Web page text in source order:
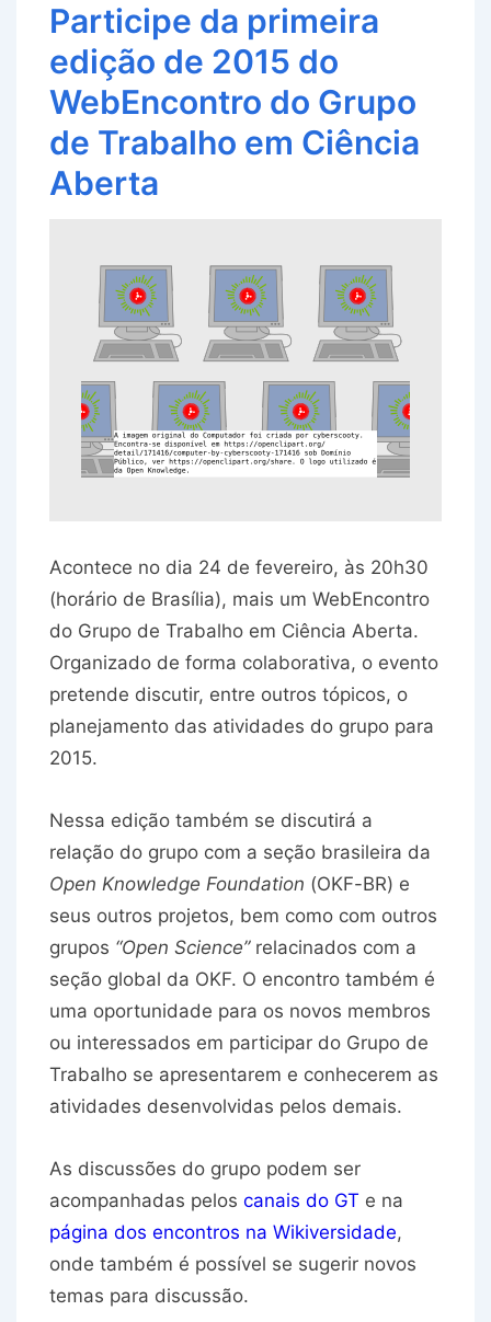
Participe da primeira
edição de 2015 do
WebEncontro do Grupo
de Trabalho em Ciência
Aberta
Acontece no dia 24 de fevereiro, às 20h30
(horário de Brasília), mais um WebEncontro
do Grupo de Trabalho em Ciência Aberta.
Organizado de forma colaborativa, o evento
pretende discutir, entre outros tópicos, o
planejamento das atividades do grupo para
2015.
Nessa edição também se discutirá a
relação do grupo com a seção brasileira da
Open Knowledge Foundation (OKF-BR) e
seus outros projetos, bem como com outros
grupos “Open Science”relacinados com a
seção global da OKF. O encontro também é
uma oportunidade para os novos membros
ou interessados em participar do Grupo de
Trabalho se apresentarem e conhecerem as
atividades desenvolvidas pelos demais.
As discussões do grupo podem ser
acompanhadas pelos canais do GT e na
página dos encontros na Wikiversidade,
onde também é possível se sugerir novos
temas para discussão.